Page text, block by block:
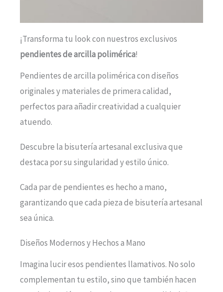
¡Transforma tu look con nuestros exclusivos
pendientes de arcilla polimérica!
Pendientes de arcilla polimérica con diseños
originales y materiales de primera calidad,
perfectos para añadir creatividad a cualquier
atuendo.
Descubre la bisutería artesanal exclusiva que
destaca por su singularidad y estilo único.
Cada par de pendientes es hecho a mano,
garantizando que cada pieza de bisutería artesanal
sea única.
Diseños Modernos y Hechos a Mano
Imagina lucir esos pendientes llamativos. No solo
complementan tu estilo, sino que también hacen